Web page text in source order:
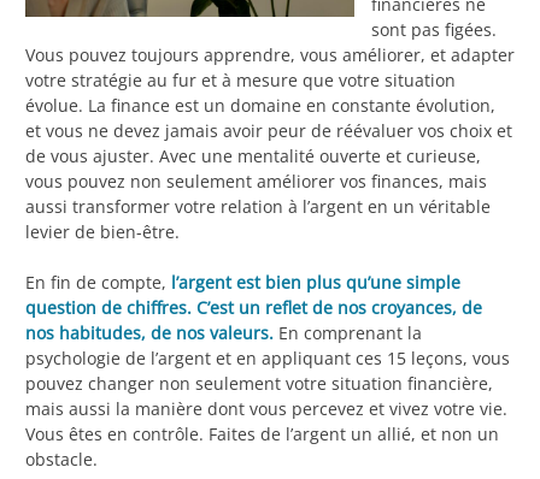
financières ne
sont pas figées.
Vous pouvez toujours apprendre, vous améliorer, et adapter
votre stratégie au fur et à mesure que votre situation
évolue. La finance est un domaine en constante évolution,
et vous ne devez jamais avoir peur de réévaluer vos choix et
de vous ajuster. Avec une mentalité ouverte et curieuse,
vous pouvez non seulement améliorer vos finances, mais
aussi transformer votre relation à l’argent en un véritable
levier de bien-être.
En fin de compte, l’argent est bien plus qu’une simple
question de chiffres. C’est un reflet de nos croyances, de
nos habitudes, de nos valeurs. En comprenant la
psychologie de l’argent et en appliquant ces 15 leçons, vous
pouvez changer non seulement votre situation financière,
mais aussi la manière dont vous percevez et vivez votre vie.
Vous êtes en contrôle. Faites de l’argent un allié, et non un
obstacle.